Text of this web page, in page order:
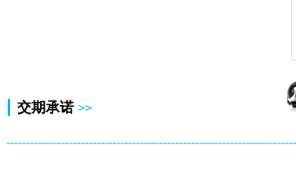
| 交期承诺 >>